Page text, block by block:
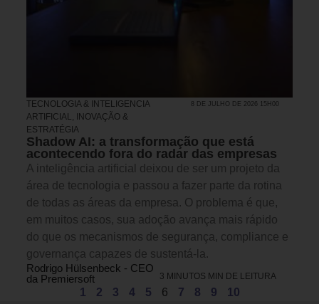
TECNOLOGIA & INTELIGENCIA
ARTIFICIAL,
INOVAÇÃO &
ESTRATÉGIA
8 DE JULHO DE 2026 15H00
Shadow AI: a transformação que está
acontecendo fora do radar das empresas
A inteligência artificial deixou de ser um projeto da
área de tecnologia e passou a fazer parte da rotina
de todas as áreas da empresa. O problema é que,
em muitos casos, sua adoção avança mais rápido
do que os mecanismos de segurança, compliance e
governança capazes de sustentá-la.
Rodrigo Hülsenbeck - CEO
da Premiersoft
3 MINUTOS MIN DE LEITURA
1 2 3 4 5 6 7 8 9 10